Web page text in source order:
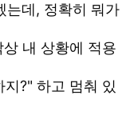
는데, 정확히 뭐가
내 상황에 적용
?" 하고 멈춰 있